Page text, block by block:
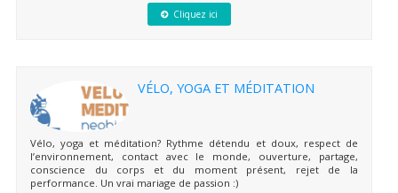
Cliquez ici
VÉLO, YOGA ET MÉDITATION
Vélo, yoga et méditation? Rythme détendu et doux, respect de
l’environnement, contact avec le monde, ouverture, partage,
conscience du corps et du moment présent, rejet de la
performance. Un vrai mariage de passion :)